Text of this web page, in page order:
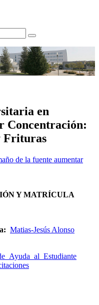
en
Concentración:
Frituras
de la fuente aumentar
Y MATRÍCULA
Matias-Jesús Alonso
Ayuda al Estudiante